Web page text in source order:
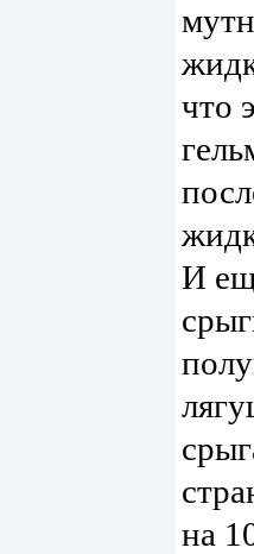
что
И
на